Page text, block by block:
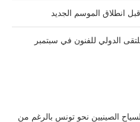
انطلاق الموسم الجديد
الدولي للفنون في سبتمبر
الصينيين نحو تونس بالرغم من